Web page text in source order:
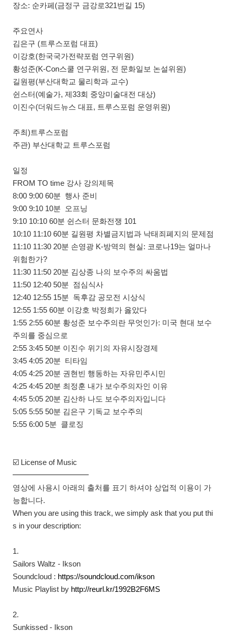
장소: 순카페(금정구 금강로321번길 15)
주요연사
김은구 (트루스포럼 대표)
이강호(한국국가전략포럼 연구위원)
황성준(K-Con스쿨 연구위원, 전 문화일보 논설위원)
길원평(부산대학교 물리학과 교수)
쉰스터(예술가, 제33회 중앙미술대전 대상)
이진수(더워드뉴스 대표, 트루스포럼 운영위원)
주최)트루스포럼
주관) 부산대학교 트루스포럼
일정
FROM TO time 강사 강의제목
8:00​ 9:00​ 60분 행사 준비
9:00​ 9:10​ 10분 오프닝
9:10​ 10:10​ 60분 쉰스터 문화전쟁 101
10:10​ 11:10​ 60분 길원평 차별금지법과 낙태죄폐지의 문제점
11:10​ 11:30​ 20분 손영광 K-방역의 현실: 코로나19는 얼마나
위험한가?
11:30​ 11:50​ 20분 김상종 나의 보수주의 싸움법
11:50​ 12:40​ 50분 점심식사
12:40​ 12:55​ 15분 독후감 공모전 시상식
12:55​ 1:55​ 60분 이강호 박정희가 옳았다
1:55​ 2:55​ 60분 황성준 보수주의란 무엇인가: 미국 현대 보수
주의를 중심으로
2:55​ 3:45​ 50분 이진수 위기의 자유시장경제
3:45​ 4:05​ 20분 티타임
4:05​ 4:25​ 20분 권현빈 행동하는 자유민주시민
4:25​ 4:45​ 20분 최정훈 내가 보수주의자인 이유
4:45​ 5:05​ 20분 김산하 나도 보수주의자입니다
5:05​ 5:55​ 50분 김은구 기독교 보수주의
5:55​ 6:00​ 5분 클로징
☑️ License of Music
━━━━━━━━━━
영상에 사용시 아래의 출처를 표기 하셔야 상업적 이용이 가
능합니다.
When you are using this track, we simply ask that you put thi
s in your description:
1.
Sailors Waltz - Ikson
Soundcloud : https://soundcloud.com/ikson​
Music Playlist by http://reurl.kr/1992B2F6MS​
2.
Sunkissed - Ikson